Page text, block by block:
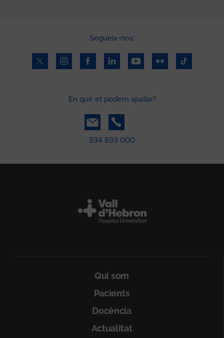
Segueix-nos:
En què et podem ajudar?
934 893 000
Qui som
Pacients
Docència
Actualitat